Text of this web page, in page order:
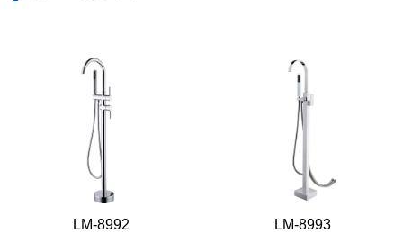
LM-8992 LM-8993